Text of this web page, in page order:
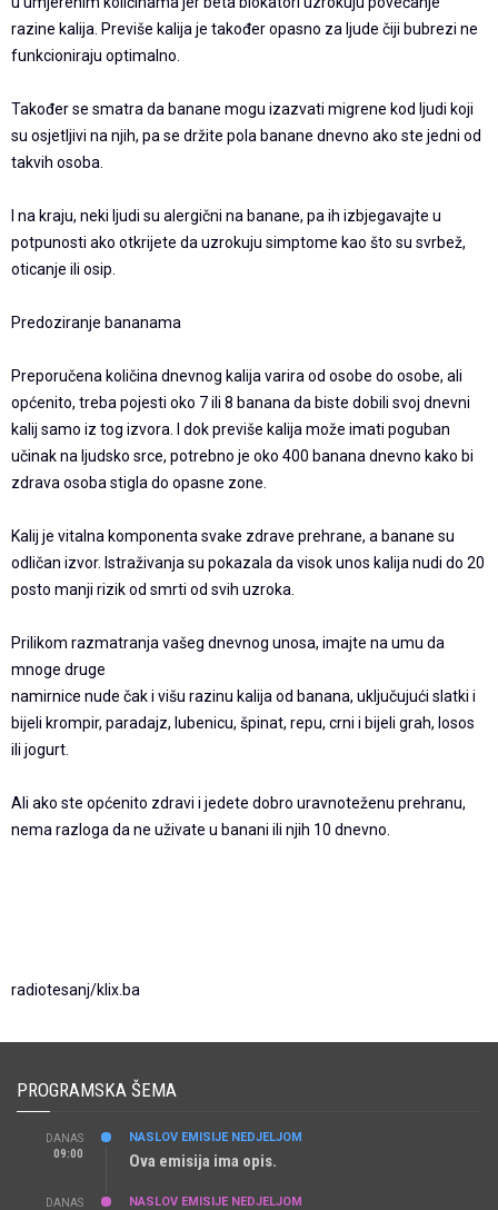
razine kalija. Previše kalija je također opasno za ljude čiji bubrezi ne
funkcioniraju optimalno.
Također se smatra da banane mogu izazvati migrene kod ljudi koji
su osjetljivi na njih, pa se držite pola banane dnevno ako ste jedni od
takvih osoba.
I na kraju, neki ljudi su alergični na banane, pa ih izbjegavajte u
potpunosti ako otkrijete da uzrokuju simptome kao što su svrbež,
oticanje ili osip.
Predoziranje bananama
Preporučena količina dnevnog kalija varira od osobe do osobe, ali
općenito, treba pojesti oko 7 ili 8 banana da biste dobili svoj dnevni
kalij samo iz tog izvora. I dok previše kalija može imati poguban
učinak na ljudsko srce, potrebno je oko 400 banana dnevno kako bi
zdrava osoba stigla do opasne zone.
Kalij je vitalna komponenta svake zdrave prehrane, a banane su
odličan izvor. Istraživanja su pokazala da visok unos kalija nudi do 20
posto manji rizik od smrti od svih uzroka.
Prilikom razmatranja vašeg dnevnog unosa, imajte na umu da
mnoge druge
namirnice nude čak i višu razinu kalija od banana, uključujući slatki i
bijeli krompir, paradajz, lubenicu, špinat, repu, crni i bijeli grah, losos
ili jogurt.
Ali ako ste općenito zdravi i jedete dobro uravnoteženu prehranu,
nema razloga da ne uživate u banani ili njih 10 dnevno.
radiotesanj/klix.ba
PROGRAMSKA ŠEMA
DANAS
09:00
NASLOV EMISIJE NEDJELJOM
Ova emisija ima opis.
DANAS
NASLOV EMISIJE NEDJELJOM